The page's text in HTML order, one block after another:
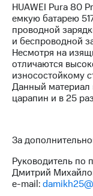
HUAWEI Pura 80
емкую батарею
проводной
и беспроводной
Несмотря на
отличаются
износостойкому
Данный материал
царапин и в 25
За
Руководитель по
Дмитрий
e-mail: